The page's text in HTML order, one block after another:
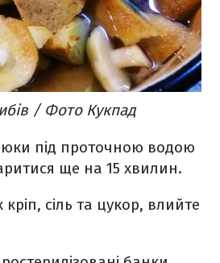
/ Фото Кукпад
під проточною водою
ще на 15 хвилин.
сіль та цукор, влийте